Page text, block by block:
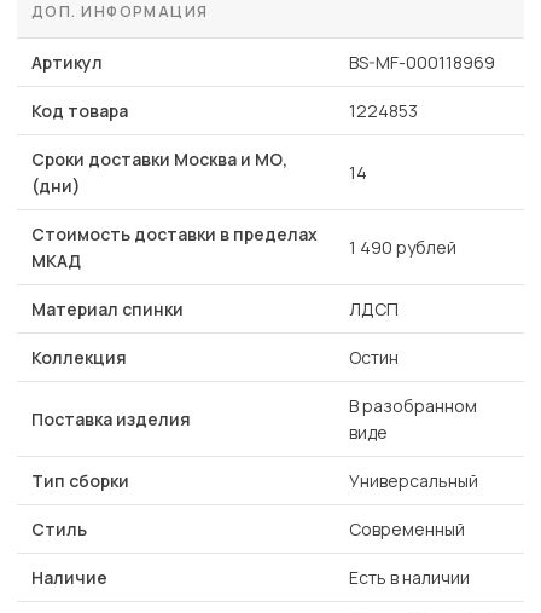
ДОП. ИНФОРМАЦИЯ
Артикул BS-MF-000118969
Код товара 1224853
Сроки доставки Москва и МО,
(дни)
14
Стоимость доставки в пределах
МКАД
1 490 рублей
Материал спинки ЛДСП
Коллекция Остин
Поставка изделия
В разобранном
виде
Тип сборки Универсальный
Стиль Современный
Наличие Есть в наличии